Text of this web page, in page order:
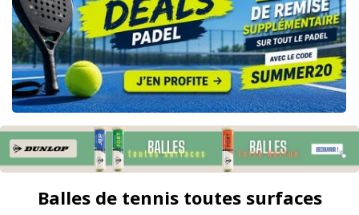
Balles de tennis toutes surfaces